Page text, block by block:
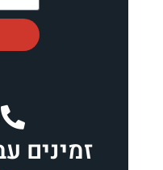
זמינים